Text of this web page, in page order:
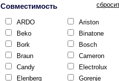
Совместимость
ARDO
Ariston
Beko
Binatone
Bork
Bosch
Braun
Cameron
Candy
Electrolux
Elenberg
Gorenje